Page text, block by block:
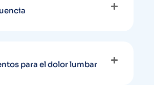
para el dolor lumbar